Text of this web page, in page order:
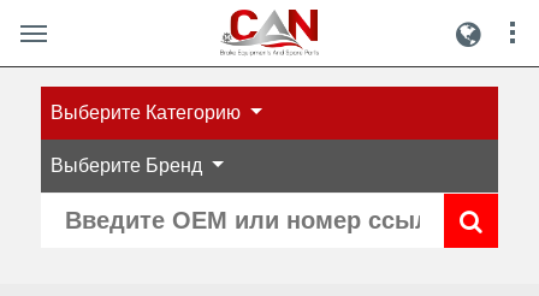
Выберите Категорию
Выберите Бренд